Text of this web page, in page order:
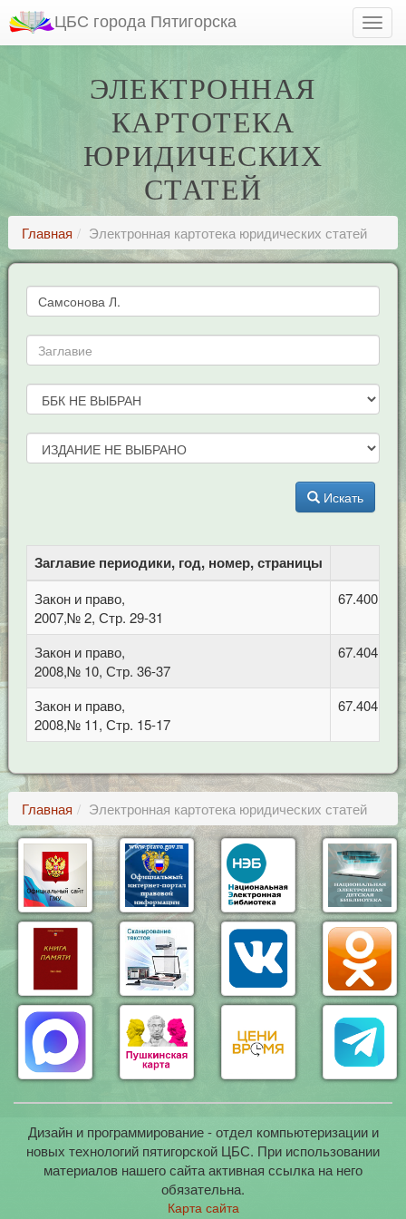
ЦБС города Пятигорска
ЭЛЕКТРОННАЯ
КАРТОТЕКА
ЮРИДИЧЕСКИХ
СТАТЕЙ
Главная Электронная картотека юридических статей
Искать
Заглавие периодики, год, номер, страницы
Закон и право,
2007,№ 2, Стр. 29-31
67.400.7
Закон и право,
2008,№ 10, Стр. 36-37
67.404.3
Закон и право,
2008,№ 11, Стр. 15-17
67.404.3
Главная Электронная картотека юридических статей
Дизайн и программирование - отдел компьютеризации и
новых технологий пятигорской ЦБС. При использовании
материалов нашего сайта активная ссылка на него
обязательна.
Карта сайта